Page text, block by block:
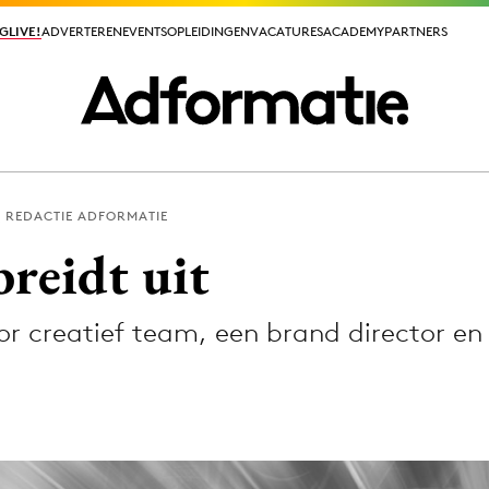
ADVERTERENEVENTSOPLEIDINGENVACATURESACADEMYPARTNERS
ADVERTERENEVENTSOPLEIDINGENVACATURESACADEMYPARTNERS
PR
REDACTIE ADFORMATIE
uit
creatief team, een brand director